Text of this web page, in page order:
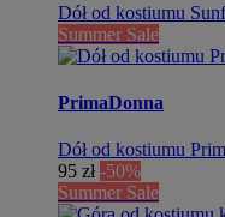
Dół od kostiumu
Summer Sale
PrimaDonna
Dół od kostiumu
95 zł -50%
Summer Sale